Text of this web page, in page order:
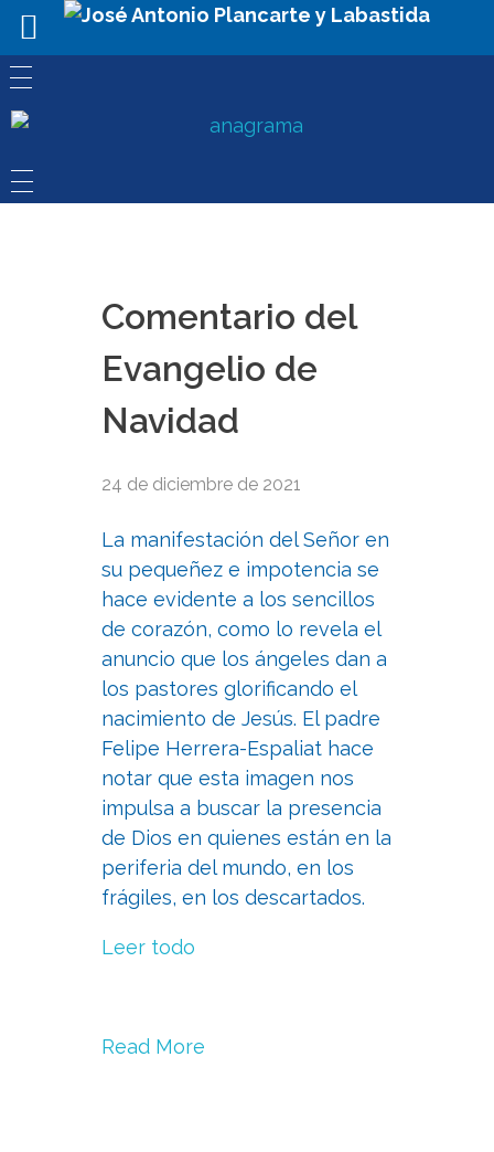
Comentario del
Evangelio de
Navidad
24 de diciembre de 2021
La manifestación del Señor en
su pequeñez e impotencia se
hace evidente a los sencillos
de corazón, como lo revela el
anuncio que los ángeles dan a
los pastores glorificando el
nacimiento de Jesús. El padre
Felipe Herrera-Espaliat hace
notar que esta imagen nos
impulsa a buscar la presencia
de Dios en quienes están en la
periferia del mundo, en los
frágiles, en los descartados.
Leer todo
Read More